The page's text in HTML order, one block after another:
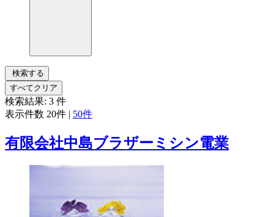
検索する
すべてクリア
検索結果: 3 件
表示件数 20件 | 50件
有限会社中島ブラザーミシン電業